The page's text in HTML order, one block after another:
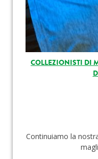
COLLEZIONISTI DI
Continuiamo la